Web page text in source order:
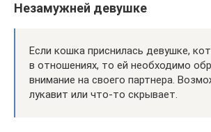
Незамужней девушке
Если кошка приснилась девушке,
в отношениях, то ей необходимо
внимание на своего партнера.
лукавит или что-то скрывает.